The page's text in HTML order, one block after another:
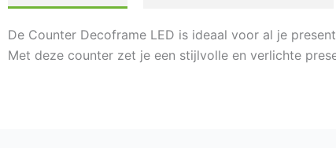
De Counter Decoframe LED is ideaal voor al je
Met deze counter zet je een stijlvolle en verlichte